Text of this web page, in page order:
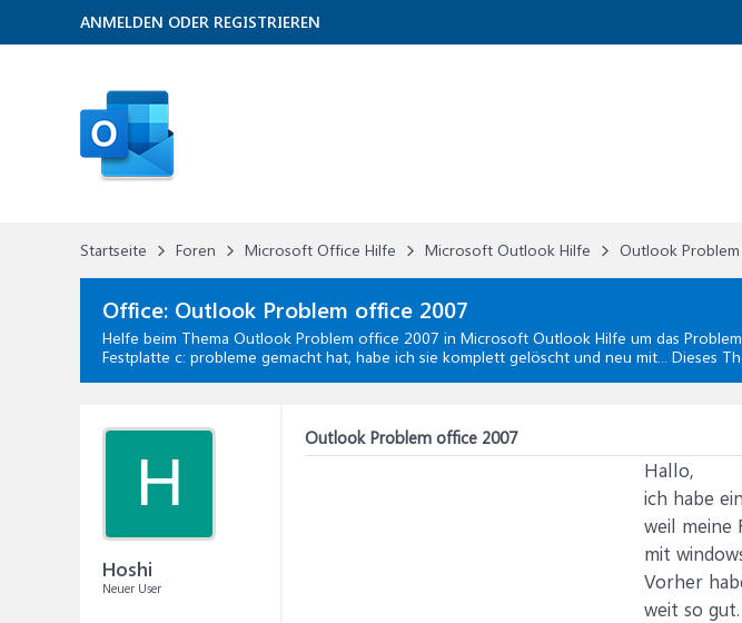
Startseite Foren Microsoft Office Hilfe Microsoft Outlook Hilfe Outlook
Office: Outlook Problem office 2007
Helfe beim Thema Outlook Problem office 2007 in Microsoft Outlook Hilfe um das
Festplatte c: probleme gemacht hat, habe ich sie komplett gelöscht und neu mit... Dieses
H
Hoshi
Neuer User
Outlook Problem office 2007
Hallo,
ich habe
weil meine
mit
Vorher
weit so gut.
ANMELDEN ODER REGISTRIEREN